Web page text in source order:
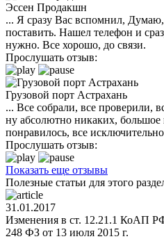
Эссен Продакшн
... Я сразу Вас вспомнил,
поставить. Нашел телефон и
нужно. Все хорошо, до связи.
Прослушать отзыв:
Грузовой порт Астрахань
... Все собрали, все проверили,
ну абсолютно никаких, большое
понравилось, все
Прослушать отзыв:
Показать еще отзывы
Полезные статьи для этого
31.01.2017
Изменения в ст. 12.21.1 КоАП
248 ФЗ от 13 июля 2015 г.